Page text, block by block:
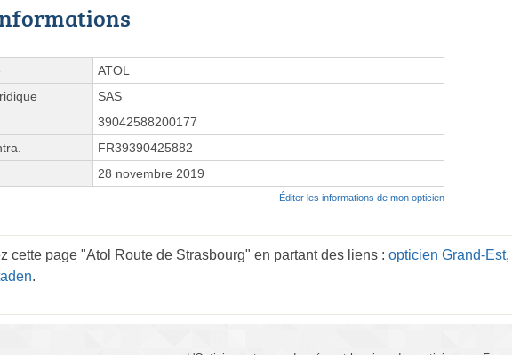
ATOL
SAS
39042588200177
FR39390425882
28 novembre 2019
Éditer les informations de mon opticien
cette page "Atol Route de Strasbourg" en partant des liens : opticien Grand-Est,
.